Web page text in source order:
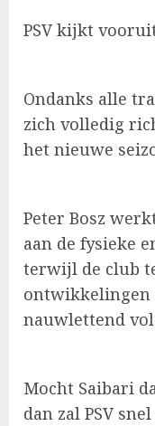
PSV kijkt
Ondanks alle
zich volledig
het nieuwe
Peter Bosz
aan de fysieke
terwijl de club
ontwikkelingen
nauwlettend
Mocht Saibari
dan zal PSV